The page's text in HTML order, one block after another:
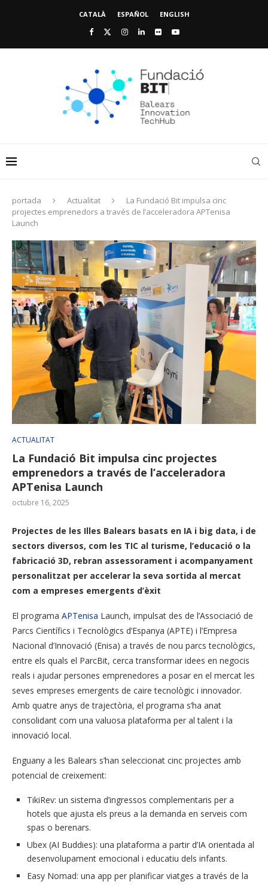
CATALÀ ESPAÑOL ENGLISH
portada Actualitat
La Fundació Bit impulsa cinc
projectes emprenedors a través de l’acceleradora APTenisa
Launch
ACTUALITAT
La Fundació Bit impulsa cinc projectes
emprenedors a través de l’acceleradora
APTenisa Launch
octubre 16, 2025
Projectes de les Illes Balears basats en IA i big data, i de
sectors diversos, com les TIC al turisme, l’educació o la
fabricació 3D, rebran assessorament i acompanyament
personalitzat per accelerar la seva sortida al mercat
com a empreses emergents d’èxit
El programa APTenisa Launch, impulsat des de l’Associació de
Parcs Científics i Tecnològics d’Espanya (APTE) i l’Empresa
Nacional d’Innovació (Enisa) a través de nou parcs tecnològics,
entre els quals el ParcBit, cerca transformar idees en negocis
reals i ajudar persones emprenedores a posar en el mercat les
seves empreses emergents de caire tecnològic i innovador.
Amb quatre anys de trajectòria, el programa s’ha anat
consolidant com una valuosa plataforma per al talent i la
innovació local.
Enguany a les Balears s’han seleccionat cinc projectes amb
potencial de creixement:
TikiRev: un sistema d’ingressos complementaris per a
hotels que ajusta els preus a la demanda en serveis com
spas o berenars.
Ubex (AI Buddies): una plataforma a partir d’IA orientada al
desenvolupament emocional i educatiu dels infants.
Easy Nomad: una app per planificar viatges a través de la